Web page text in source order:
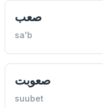
صعب
sa'b
صعوبت
suubet